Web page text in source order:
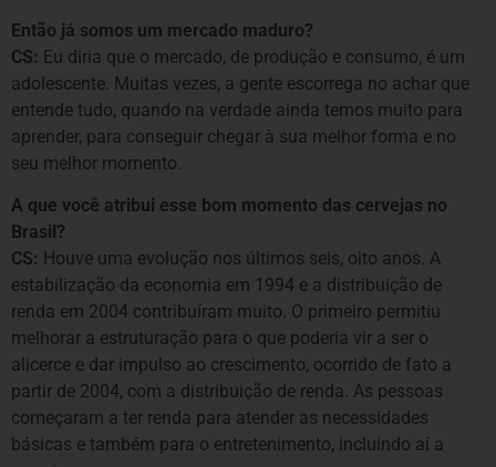
Então já somos um mercado maduro?
CS: Eu diria que o mercado, de produção e consumo, é um
adolescente. Muitas vezes, a gente escorrega no achar que
entende tudo, quando na verdade ainda temos muito para
aprender, para conseguir chegar à sua melhor forma e no
seu melhor momento.
A que você atribui esse bom momento das cervejas no
Brasil?
CS: Houve uma evolução nos últimos seis, oito anos. A
estabilização da economia em 1994 e a distribuição de
renda em 2004 contribuíram muito. O primeiro permitiu
melhorar a estruturação para o que poderia vir a ser o
alicerce e dar impulso ao crescimento, ocorrido de fato a
partir de 2004, com a distribuição de renda. As pessoas
começaram a ter renda para atender as necessidades
básicas e também para o entretenimento, incluindo aí a